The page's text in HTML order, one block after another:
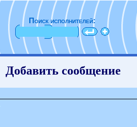
Поиск исполнителей:
Добавить сообщение